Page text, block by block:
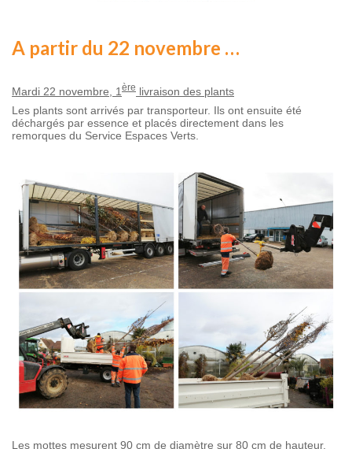
A partir du 22 novembre …
Mardi 22 novembre, 1ère livraison des plants
Les plants sont arrivés par transporteur. Ils ont ensuite été
déchargés par essence et placés directement dans les
remorques du Service Espaces Verts.
Les mottes mesurent 90 cm de diamètre sur 80 cm de hauteur.